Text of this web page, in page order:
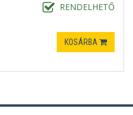
RENDELHETŐ
KOSÁRBA